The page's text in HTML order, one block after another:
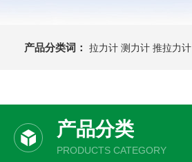
产品分类词： 拉力计 测力计 推拉力计
产品分类
PRODUCTS CATEGORY